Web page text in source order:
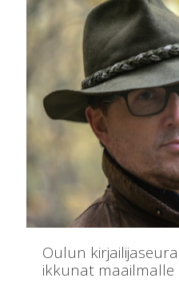
Oulun
ikkunat maailmalle